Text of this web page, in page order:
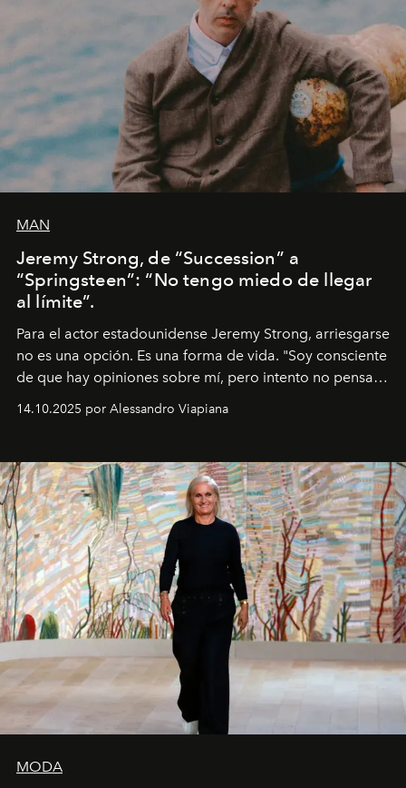
MAN
Jeremy Strong, de “Succession” a
“Springsteen”: “No tengo miedo de llegar
al límite”.
Para el actor estadounidense Jeremy Strong, arriesgarse
no es una opción. Es una forma de vida. "Soy consciente
de que hay opiniones sobre mí, pero intento no pensar
demasiado en cómo me perciben. Creo que es una
pérdida de tiempo", afirma.
14.10.2025 por Alessandro Viapiana
MODA